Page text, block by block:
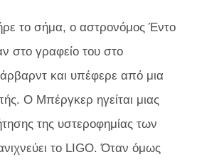
το σήμα, ο αστρονόμος Έντο
στο γραφείο του στο
και υπέφερε από μια
Ο Μπέργκερ ηγείται μιας
της υστεροφημίας των
το LIGO. Όταν όμως